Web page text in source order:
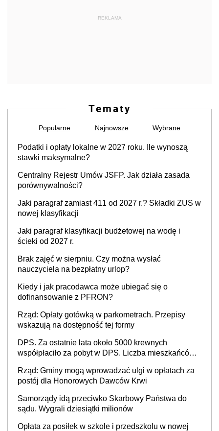
REKLAMA
Tematy
Popularne Najnowsze Wybrane
Podatki i opłaty lokalne w 2027 roku. Ile wynoszą
stawki maksymalne?
Centralny Rejestr Umów JSFP. Jak działa zasada
porównywalności?
Jaki paragraf zamiast 411 od 2027 r.? Składki ZUS w
nowej klasyfikacji
Jaki paragraf klasyfikacji budżetowej na wodę i
ścieki od 2027 r.
Brak zajęć w sierpniu. Czy można wysłać
nauczyciela na bezpłatny urlop?
Kiedy i jak pracodawca może ubiegać się o
dofinansowanie z PFRON?
Rząd: Opłaty gotówką w parkometrach. Przepisy
wskazują na dostępność tej formy
DPS. Za ostatnie lata około 5000 krewnych
współpłaciło za pobyt w DPS. Liczba mieszkańców
Rząd: Gminy mogą wprowadzać ulgi w opłatach za
postój dla Honorowych Dawców Krwi
Samorządy idą przeciwko Skarbowy Państwa do
sądu. Wygrali dziesiątki milionów
Opłata za posiłek w szkole i przedszkolu w nowej